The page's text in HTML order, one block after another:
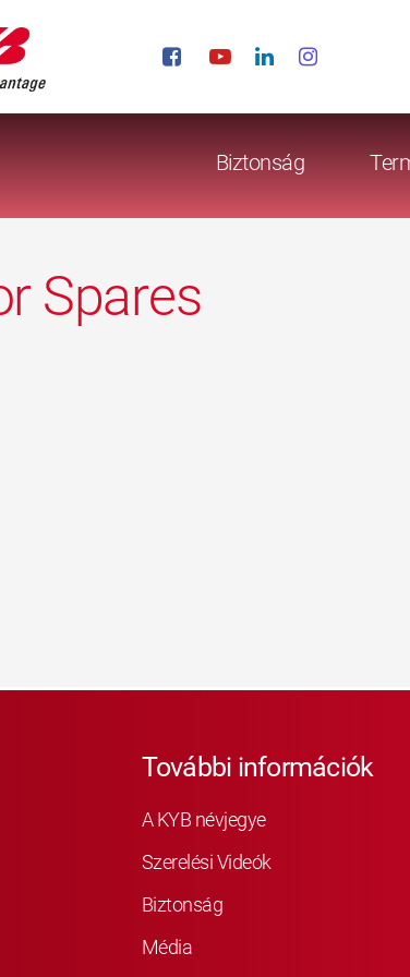
Biztonság
Spares
További információk
A KYB névjegye
Szerelési Videók
Biztonság
Média